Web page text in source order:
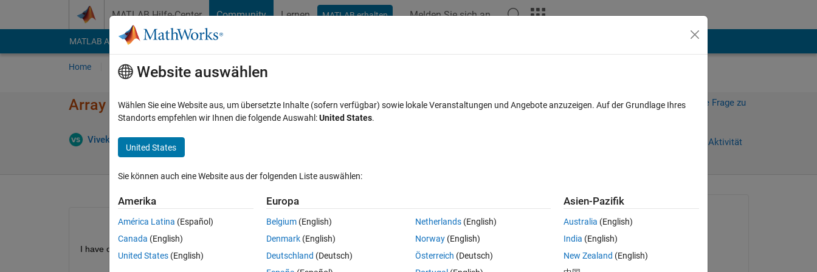
MATLAB Hilfe-Center Community Lernen MATLAB erhalten Melden Sie sich an
MATLAB Answers File Exchange Cody
Home Fragen Antworten Durchsuchen
Array value replace when change in row
Vivek Shukla 17 Okt. 2020
Melden Sie sich an, um diese Frage zu
Anmelden, um Aktivität
Ältere Kommentare anzeigen
0 Stimmen
I have one row of matrix
Vivek Shukla
am 17 Okt. 2020
Website auswählen
Wählen Sie eine Website aus, um übersetzte Inhalte (sofern verfügbar) sowie lokale Veranstaltungen und Angebote anzuzeigen. Auf der Grundlage Ihres
Standorts empfehlen wir Ihnen die folgende Auswahl:United States.
United States
Sie können auch eine Website aus der folgenden Liste auswählen:
Amerika
América Latina (Español)
Canada (English)
United States (English)
Europa
Belgium (English)
Denmark (English)
Deutschland (Deutsch)
Netherlands(English)
Norway(English)
Österreich (Deutsch)
Asien-Pazifik
Australia (English)
India (English)
New Zealand (English)